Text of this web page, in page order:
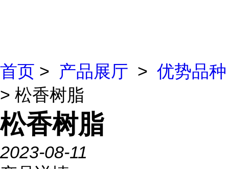
首页 > 产品展厅 > 优势品种
> 松香树脂
松香树脂
2023-08-11